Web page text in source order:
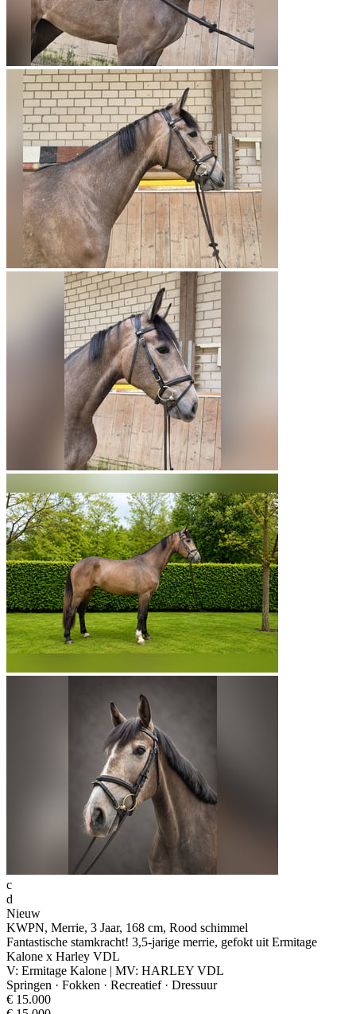
c
d
Nieuw
KWPN, Merrie, 3 Jaar, 168 cm, Rood schimmel
Fantastische stamkracht! 3,5-jarige merrie, gefokt uit Ermitage
Kalone x Harley VDL
V: Ermitage Kalone | MV: HARLEY VDL
Springen · Fokken · Recreatief · Dressuur
€ 15.000